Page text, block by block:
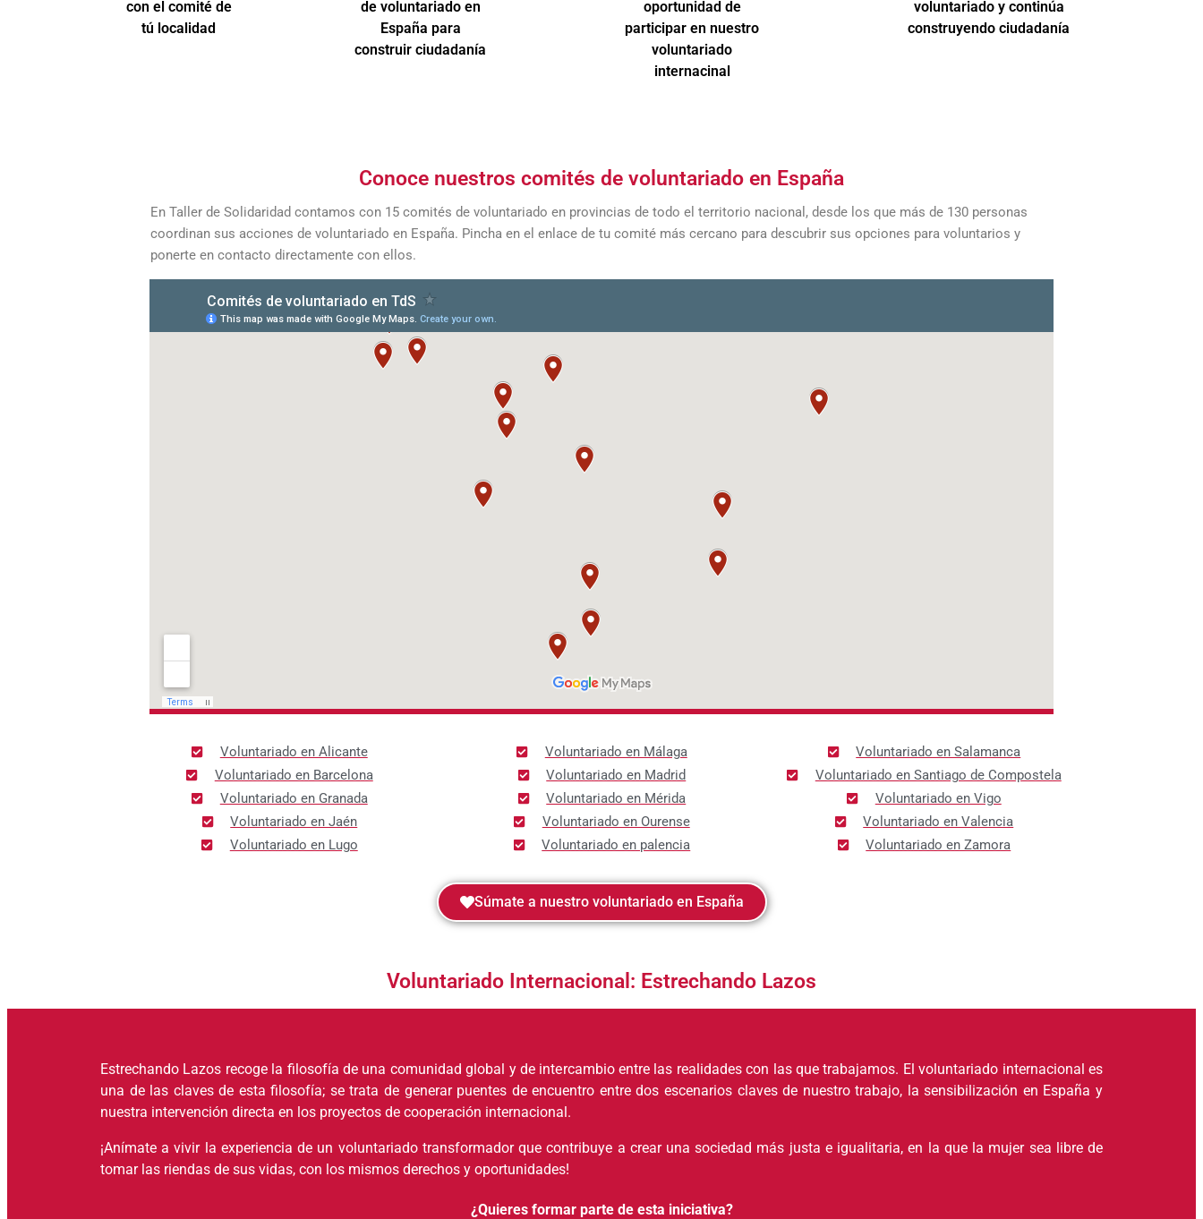
con el comité de
tú localidad
de voluntariado en
España para
construir ciudadanía
oportunidad de
participar en nuestro
voluntariado
internacinal
voluntariado y continúa
construyendo ciudadanía
Conoce nuestros comités de voluntariado en España
En Taller de Solidaridad contamos con 15 comités de voluntariado en provincias de todo el territorio nacional, desde los que más de 130 personas
coordinan sus acciones de voluntariado en España. Pincha en el enlace de tu comité más cercano para descubrir sus opciones para voluntarios y
ponerte en contacto directamente con ellos.
Voluntariado en Alicante
Voluntariado en Barcelona
Voluntariado en Granada
Voluntariado en Jaén
Voluntariado en Lugo
Voluntariado en Málaga
Voluntariado en Madrid
Voluntariado en Mérida
Voluntariado en Ourense
Voluntariado en palencia
Voluntariado en Salamanca
Voluntariado en Santiago de Compostela
Voluntariado en Vigo
Voluntariado en Valencia
Voluntariado en Zamora
Súmate a nuestro voluntariado en España
Voluntariado Internacional: Estrechando Lazos
Estrechando Lazos recoge la filosofía de una comunidad global y de intercambio entre las realidades con las que trabajamos. El voluntariado internacional es
una de las claves de esta filosofía; se trata de generar puentes de encuentro entre dos escenarios claves de nuestro trabajo, la sensibilización en España y
nuestra intervención directa en los proyectos de cooperación internacional.
¡Anímate a vivir la experiencia de un voluntariado transformador que contribuye a crear una sociedad más justa e igualitaria, en la que la mujer sea libre de
tomar las riendas de sus vidas, con los mismos derechos y oportunidades!
¿Quieres formar parte de esta iniciativa?